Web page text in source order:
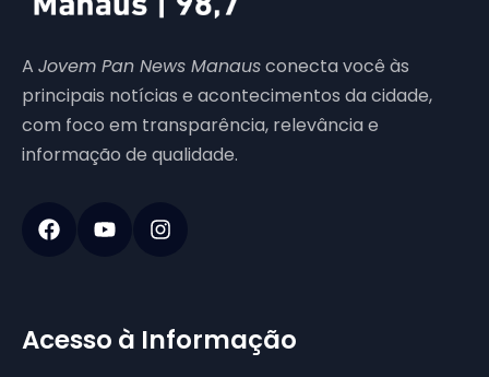
A Jovem Pan News Manausconecta você às
principais notícias e acontecimentos da cidade,
com foco em transparência, relevância e
informação de qualidade.
Acesso à Informação